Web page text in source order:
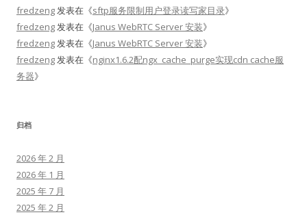
fredzeng发表在《sftp服务限制用户登录读写家目录》
fredzeng发表在《Janus WebRTC Server 安装》
fredzeng发表在《Janus WebRTC Server 安装》
fredzeng发表在《nginx1.6.2配ngx_cache_purge实现cdn cache服
务器》
归档
2026 年 2 月
2026 年 1 月
2025 年 7 月
2025 年 2 月